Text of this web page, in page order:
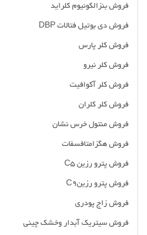
فروش بنزالکونیوم کلراید
فروش دی بوتیل فتالات DBP
فروش کلر پارس
فروش کلر نیرو
فروش کلر آکوافیت
فروش کلر کلران
فروش منتول خرس نشان
فروش هگزامتافسفات
فروش پترو رزین C5
فروش پترو رزینC9
فروش زاج پودری
فروش سیتریک آبدار وخشک چینی